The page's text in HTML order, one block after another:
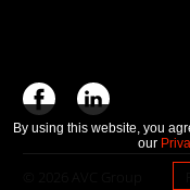
By using this website, you
our